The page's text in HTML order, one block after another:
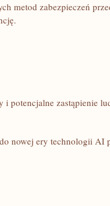
metod zabezpieczeń
i potencjalne zastąpienie
nowej ery technologii AI